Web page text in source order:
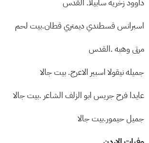
داوود زخريه سابيلا. القدس
اسبرانس قسطندي ديمتري قطان.بيت لحم
مرتى وهبه .القدس
جميله نيقولا اسبير الاعرج. بيت جالا
عايدا فرح جريس ابو الزلف الشاعر .بيت جالا
جميل حيمور.بيت جالا